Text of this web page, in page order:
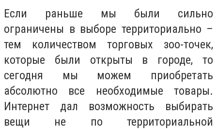
Если раньше мы были сильно
ограничены в выборе территориально –
тем количеством торговых зоо-точек,
которые были открыты в городе, то
сегодня мы можем приобретать
абсолютно все необходимые товары.
Интернет дал возможность выбирать
вещи не по территориальной